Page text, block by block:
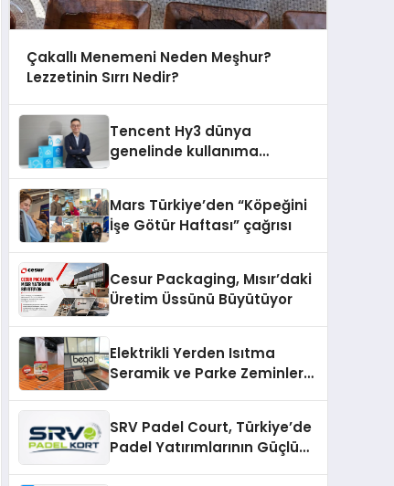
Çakallı Menemeni Neden Meşhur?
Lezzetinin Sırrı Nedir?
Tencent Hy3 dünya
genelinde kullanıma
Mars Türkiye’den “Köpeğini
İşe Götür Haftası” çağrısı
Cesur Packaging, Mısır’daki
Üretim Üssünü Büyütüyor
Elektrikli Yerden Isıtma
Seramik ve Parke Zeminler
SRV Padel Court, Türkiye’de
Padel Yatırımlarının Güçlü